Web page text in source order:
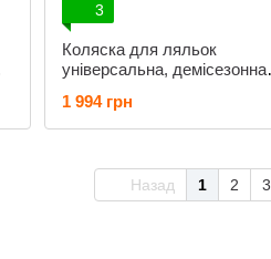
3
Коляска для ляльок
універсальна, демісезонна
кольорів
1 994 грн
Назад 1 2 3